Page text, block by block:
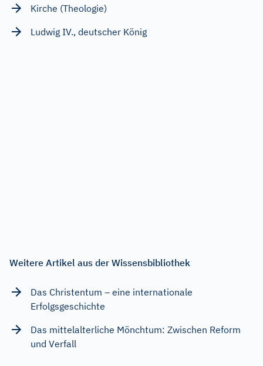
Kirche (Theologie)
Ludwig IV., deutscher König
Weitere Artikel aus der Wissensbibliothek
Das Christentum – eine internationale
Erfolgsgeschichte
Das mittelalterliche Mönchtum: Zwischen Reform
und Verfall